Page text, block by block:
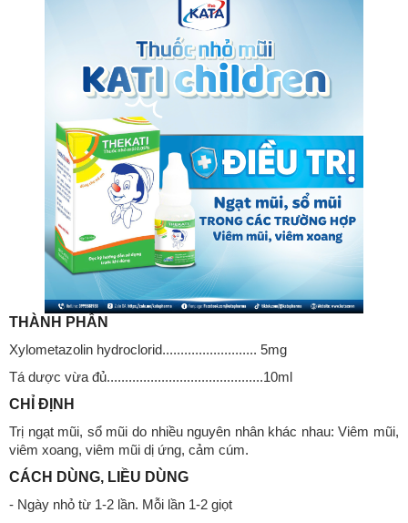
THÀNH PHẦN
Xylometazolin hydroclorid.......................... 5mg
Tá dược vừa đủ...........................................10ml
CHỈ ĐỊNH
Trị ngạt mũi, sổ mũi do nhiều nguyên nhân khác nhau: Viêm mũi,
viêm xoang, viêm mũi dị ứng, cảm cúm.
CÁCH DÙNG, LIỀU DÙNG
- Ngày nhỏ từ 1-2 lần. Mỗi lần 1-2 giọt